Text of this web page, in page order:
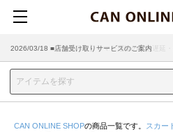
2026/07/29 ■【お知らせ】ヤマト運輸の配送遅延・
2026/03/18 ■店舗受け取りサービスのご案内
CAN ONLINE SHOPの商品一覧です。 スカー